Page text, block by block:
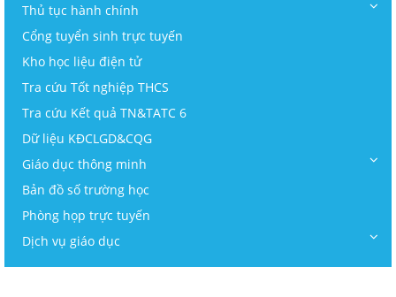
Thủ tục hành chính
Cổng tuyển sinh trực tuyến
Kho học liệu điện tử
Tra cứu Tốt nghiệp THCS
Tra cứu Kết quả TN&TATC 6
Dữ liệu KĐCLGD&CQG
Giáo dục thông minh
Bản đồ số trường học
Phòng họp trực tuyến
Dịch vụ giáo dục